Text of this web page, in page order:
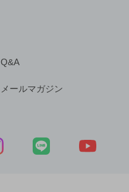
Q&A
メールマガジン